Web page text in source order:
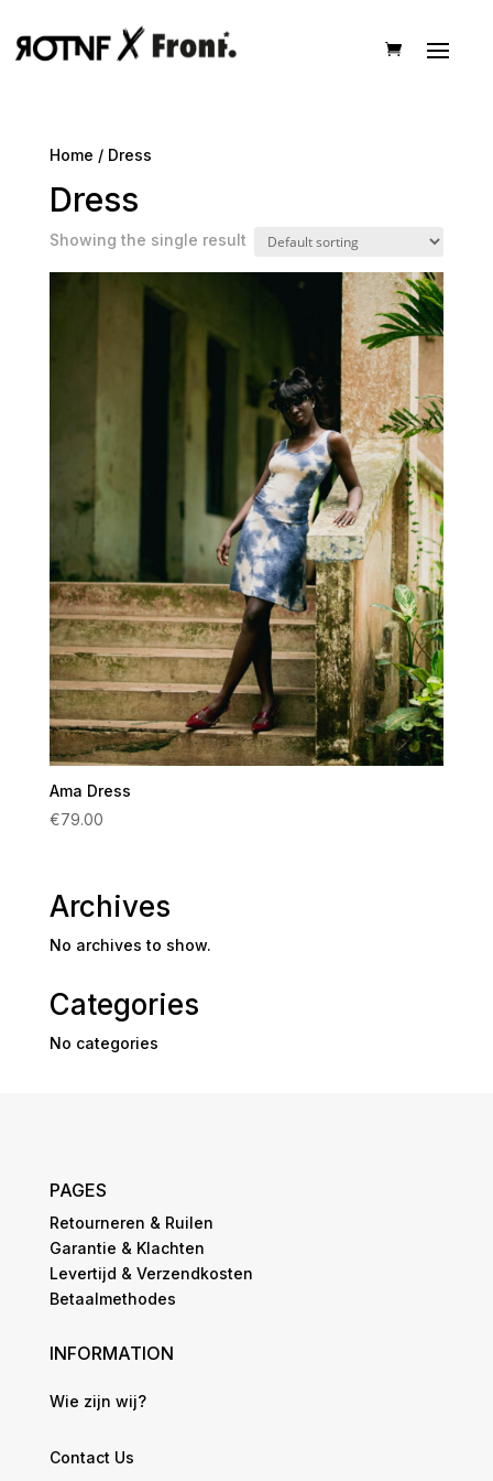
Home / Dress
Dress
Showing the single result
Ama Dress
€79.00
Archives
No archives to show.
Categories
No categories
PAGES
Retourneren & Ruilen
Garantie & Klachten
Levertijd & Verzendkosten
Betaalmethodes
INFORMATION
Wie zijn wij?
Contact Us